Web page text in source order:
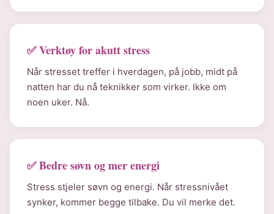
✅ Verktøy for akutt stress
Når stresset treffer i hverdagen, på jobb, midt på
natten har du nå teknikker som virker. Ikke om
noen uker. Nå.
✅ Bedre søvn og mer energi
Stress stjeler søvn og energi. Når stressnivået
synker, kommer begge tilbake. Du vil merke det.